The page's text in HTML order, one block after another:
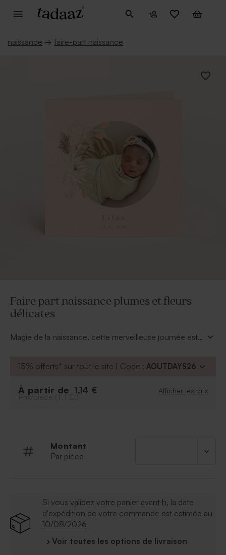
naissance → faire-part naissance
Faire part naissance plumes et fleurs
délicates
Magie de la naissance, cette merveilleuse journée est à
15% offerts* sur tout le site | Code : AOUTDAYS26
À partir de 1,14 € Afficher les prix
Prix/pièce (T.T.C.)
Montant
Par pièce
Si vous validez votre panier avant h, la date
d'expédition de votre commande est estimée au
10/08/2026
› Voir toutes les options de livraison